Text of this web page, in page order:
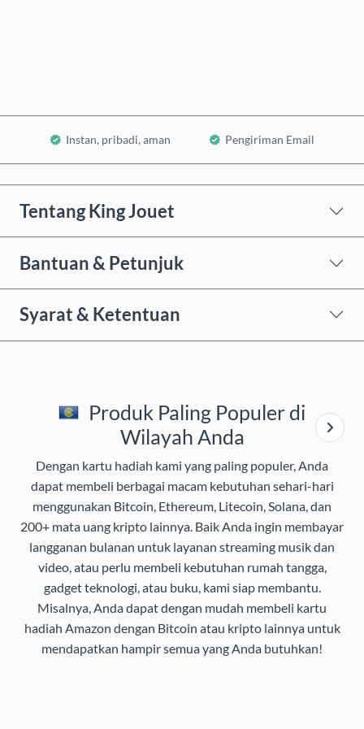
Instan, pribadi, aman Pengiriman Email
Tentang King Jouet
Bantuan & Petunjuk
Syarat & Ketentuan
Produk Paling Populer di
Wilayah Anda
Dengan kartu hadiah kami yang paling populer, Anda
dapat membeli berbagai macam kebutuhan sehari-hari
menggunakan Bitcoin, Ethereum, Litecoin, Solana, dan
200+ mata uang kripto lainnya. Baik Anda ingin membayar
langganan bulanan untuk layanan streaming musik dan
video, atau perlu membeli kebutuhan rumah tangga,
gadget teknologi, atau buku, kami siap membantu.
Misalnya, Anda dapat dengan mudah membeli kartu
hadiah Amazon dengan Bitcoin atau kripto lainnya untuk
mendapatkan hampir semua yang Anda butuhkan!